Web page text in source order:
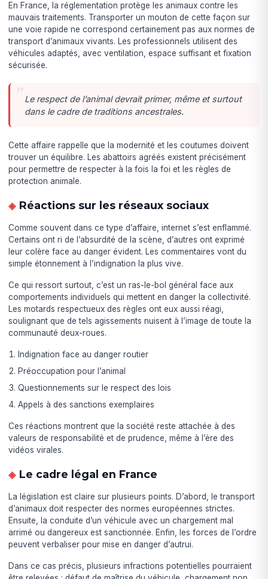
En France, la réglementation protège les animaux contre les
mauvais traitements. Transporter un mouton de cette façon sur
une voie rapide ne correspond certainement pas aux normes de
transport d’animaux vivants. Les professionnels utilisent des
véhicules adaptés, avec ventilation, espace suffisant et fixation
sécurisée.
Le respect de l’animal devrait primer, même et surtout
dans le cadre de traditions ancestrales.
Cette affaire rappelle que la modernité et les coutumes doivent
trouver un équilibre. Les abattoirs agréés existent précisément
pour permettre de respecter à la fois la foi et les règles de
protection animale.
Réactions sur les réseaux sociaux
Comme souvent dans ce type d’affaire, internet s’est enflammé.
Certains ont ri de l’absurdité de la scène, d’autres ont exprimé
leur colère face au danger évident. Les commentaires vont du
simple étonnement à l’indignation la plus vive.
Ce qui ressort surtout, c’est un ras-le-bol général face aux
comportements individuels qui mettent en danger la collectivité.
Les motards respectueux des règles ont eux aussi réagi,
soulignant que de tels agissements nuisent à l’image de toute la
communauté deux-roues.
Indignation face au danger routier
Préoccupation pour l’animal
Questionnements sur le respect des lois
Appels à des sanctions exemplaires
Ces réactions montrent que la société reste attachée à des
valeurs de responsabilité et de prudence, même à l’ère des
vidéos virales.
Le cadre légal en France
La législation est claire sur plusieurs points. D’abord, le transport
d’animaux doit respecter des normes européennes strictes.
Ensuite, la conduite d’un véhicule avec un chargement mal
arrimé ou dangereux est sanctionnée. Enfin, les forces de l’ordre
peuvent verbaliser pour mise en danger d’autrui.
Dans ce cas précis, plusieurs infractions potentielles pourraient